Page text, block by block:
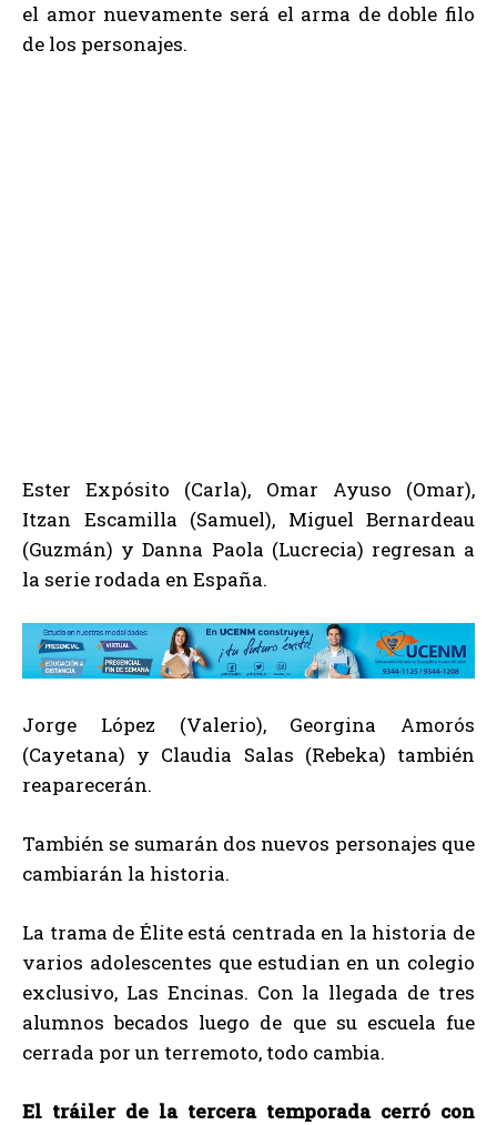
el amor nuevamente será el arma de doble filo
de los personajes.
Ester Expósito (Carla), Omar Ayuso (Omar),
Itzan Escamilla (Samuel), Miguel Bernardeau
(Guzmán) y Danna Paola (Lucrecia) regresan a
la serie rodada en España.
Jorge López (Valerio), Georgina Amorós
(Cayetana) y Claudia Salas (Rebeka) también
reaparecerán.
También se sumarán dos nuevos personajes que
cambiarán la historia.
La trama de Élite está centrada en la historia de
varios adolescentes que estudian en un colegio
exclusivo, Las Encinas. Con la llegada de tres
alumnos becados luego de que su escuela fue
cerrada por un terremoto, todo cambia.
El tráiler de la tercera temporada cerró con